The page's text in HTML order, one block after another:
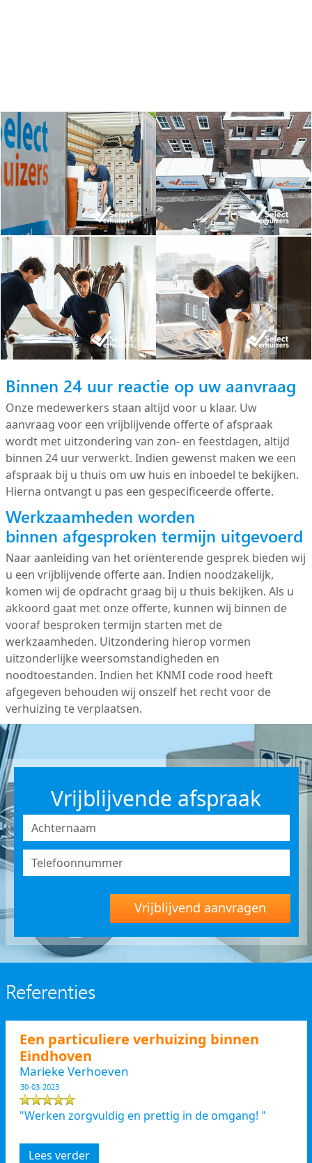
Binnen 24 uur reactie op uw aanvraag
Onze medewerkers staan altijd voor u klaar. Uw
aanvraag voor een vrijblijvende offerte of afspraak
wordt met uitzondering van zon- en feestdagen, altijd
binnen 24 uur verwerkt. Indien gewenst maken we een
afspraak bij u thuis om uw huis en inboedel te bekijken.
Hierna ontvangt u pas een gespecificeerde offerte.
Werkzaamheden worden
binnen afgesproken termijn uitgevoerd
Naar aanleiding van het oriënterende gesprek bieden wij
u een vrijblijvende offerte aan. Indien noodzakelijk,
komen wij de opdracht graag bij u thuis bekijken. Als u
akkoord gaat met onze offerte, kunnen wij binnen de
vooraf besproken termijn starten met de
werkzaamheden. Uitzondering hierop vormen
uitzonderlijke weersomstandigheden en
noodtoestanden. Indien het KNMI code rood heeft
afgegeven behouden wij onszelf het recht voor de
verhuizing te verplaatsen.
Vrijblijvende afspraak
Vrijblijvend aanvragen
Referenties
Een particuliere verhuizing binnen
Eindhoven
Marieke Verhoeven
30-03-2023
"Werken zorgvuldig en prettig in de omgang! "
Lees verder